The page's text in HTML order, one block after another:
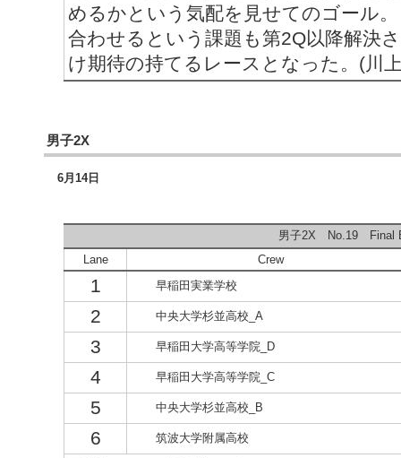
めるかという気配を見せてのゴール。
合わせるという課題も第2Q以降解決
け期待の持てるレースとなった。(川
男子2X
6月14日
男子2X No.19 Final
Lane
Crew
1 早稲田実業学校
2 中央大学杉並高校_A
3 早稲田大学高等学院_D
4 早稲田大学高等学院_C
5 中央大学杉並高校_B
6 筑波大学附属高校